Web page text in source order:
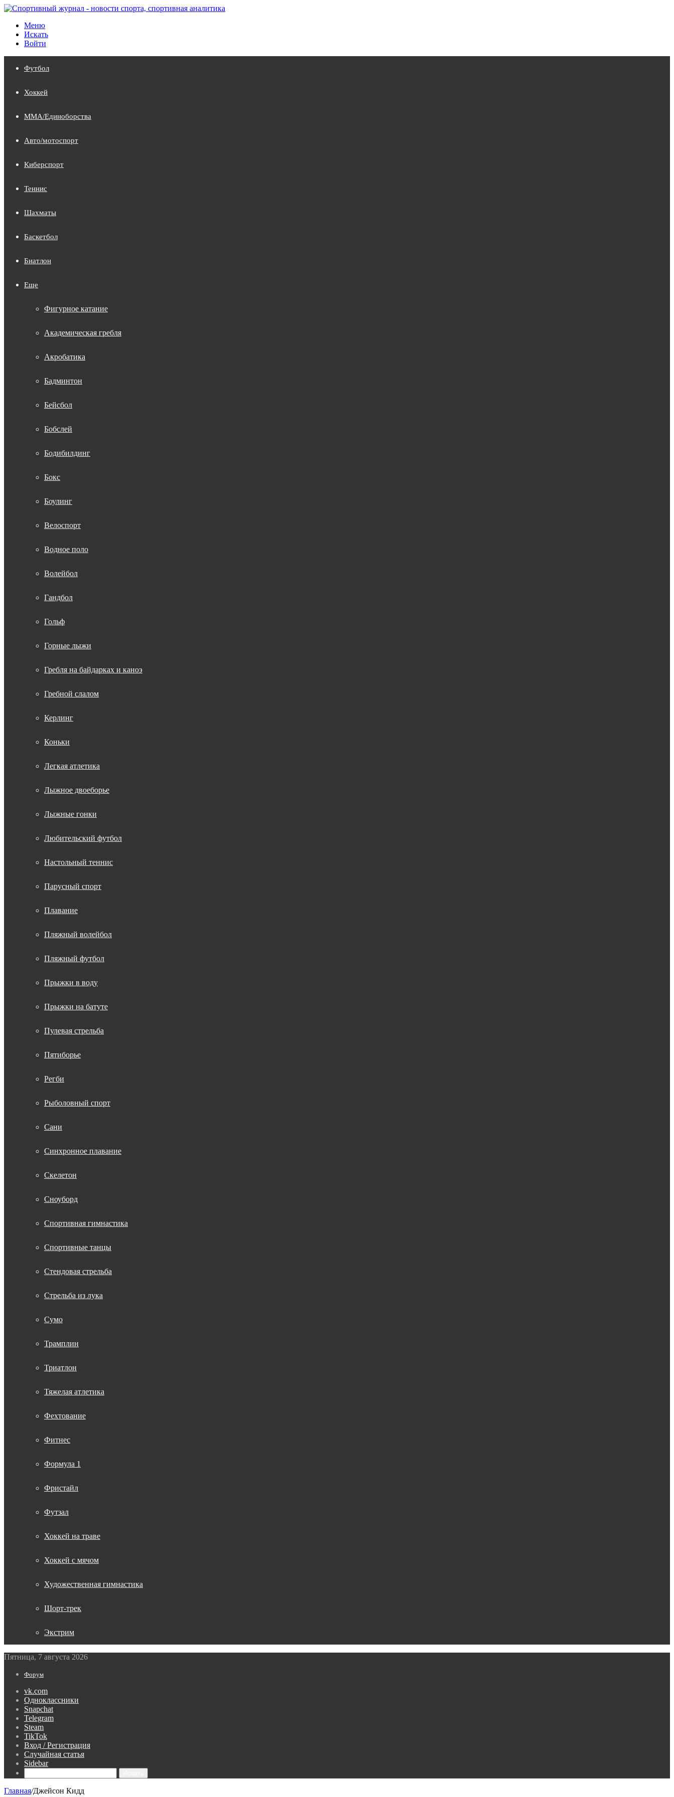
Меню
Искать
Войти
Футбол
Хоккей
MMA/Единоборства
Авто/мотоспорт
Киберспорт
Теннис
Шахматы
Баскетбол
Биатлон
Еще
Фигурное катание
Академическая гребля
Акробатика
Бадминтон
Бейсбол
Бобслей
Бодибилдинг
Бокс
Боулинг
Велоспорт
Водное поло
Волейбол
Гандбол
Гольф
Горные лыжи
Гребля на байдарках и каноэ
Гребной слалом
Керлинг
Коньки
Легкая атлетика
Лыжное двоеборье
Лыжные гонки
Любительский футбол
Настольный теннис
Парусный спорт
Плавание
Пляжный волейбол
Пляжный футбол
Прыжки в воду
Прыжки на батуте
Пулевая стрельба
Пятиборье
Регби
Рыболовный спорт
Сани
Синхронное плавание
Скелетон
Сноуборд
Спортивная гимнастика
Спортивные танцы
Стендовая стрельба
Стрельба из лука
Сумо
Трамплин
Триатлон
Тяжелая атлетика
Фехтование
Фитнес
Формула 1
Фристайл
Футзал
Хоккей на траве
Хоккей с мячом
Художественная гимнастика
Шорт-трек
Экстрим
Пятница, 7 августа 2026
Форум
vk.com
Одноклассники
Snapchat
Telegram
Steam
TikTok
Вход / Регистрация
Случайная статья
Sidebar
Главная/Джейсон Кидд